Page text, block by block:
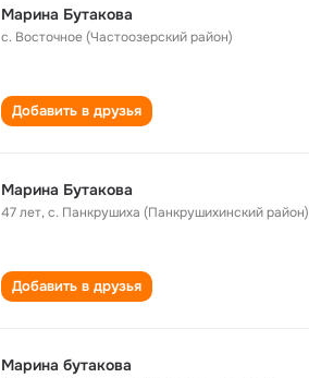
Марина Бутакова
с. Восточное (Частоозерский район)
Добавить в друзья
Марина Бутакова
47 лет,с. Панкрушиха (Панкрушихинский район)
Добавить в друзья
Марина бутакова